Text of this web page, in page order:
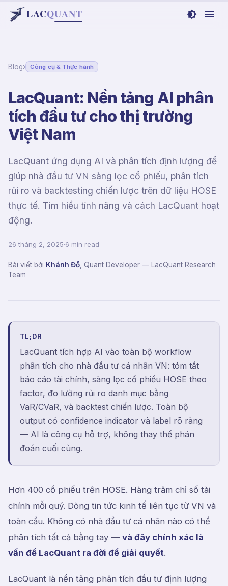
LACQUANT
Blog› Công cụ & Thực hành
LacQuant: Nền tảng AI phân
tích đầu tư cho thị trường
Việt Nam
LacQuant ứng dụng AI và phân tích định lượng để
giúp nhà đầu tư VN sàng lọc cổ phiếu, phân tích
rủi ro và backtesting chiến lược trên dữ liệu HOSE
thực tế. Tìm hiểu tính năng và cách LacQuant hoạt
động.
26 tháng 2, 2025·6 min read
Bài viết bởi Khánh Đỗ Quant Developer — LacQuant Research
Team
TL;DR
LacQuant tích hợp AI vào toàn bộ workflow
phân tích cho nhà đầu tư cá nhân VN: tóm tắt
báo cáo tài chính, sàng lọc cổ phiếu HOSE theo
factor, đo lường rủi ro danh mục bằng
VaR/CVaR, và backtest chiến lược. Toàn bộ
output có confidence indicator và label rõ ràng
— AI là công cụ hỗ trợ, không thay thế phán
đoán cuối cùng.
Hơn 400 cổ phiếu trên HOSE. Hàng trăm chỉ số tài
chính mỗi quý. Dòng tin tức kinh tế liên tục từ VN và
toàn cầu. Không có nhà đầu tư cá nhân nào có thể
phân tích tất cả bằng tay — và đây chính xác là
vấn đề LacQuant ra đời để giải quyết.
LacQuant là nền tảng phân tích đầu tư định lượng